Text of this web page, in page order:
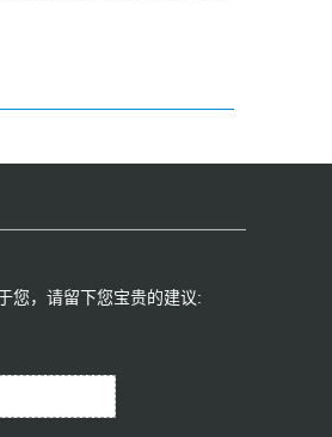
您，请留下您宝贵的建议:​